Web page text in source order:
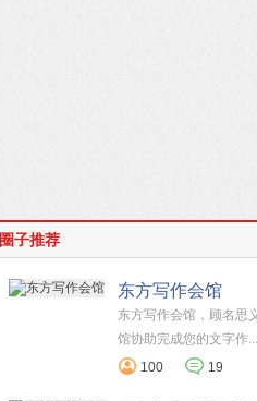
圈子推荐
东方写作会馆
东方写作会馆，顾名思
馆协助完成您的文字作
100
19